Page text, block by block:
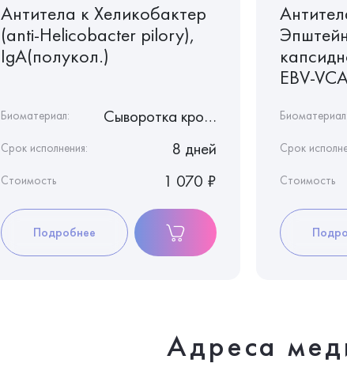
Антитела к Хеликобактер
(anti-Helicobacter pilory),
IgA(полукол.)
Биоматериал: Сыворотка крови
Срок исполнения: 8 дней
Стоимость 1 070 ₽
Подробнее
EBV-
Биоматериал:
Срок
Стоимость
Адреса